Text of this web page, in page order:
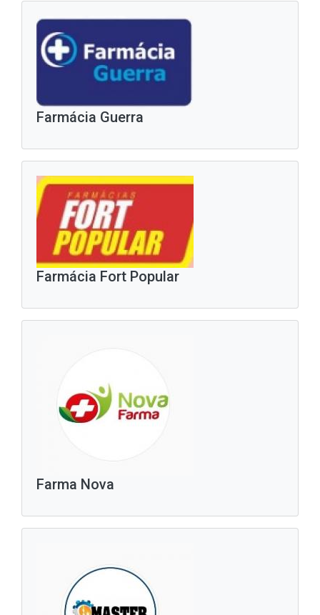
Farmácia Guerra
Farmácia Fort Popular
Farma Nova